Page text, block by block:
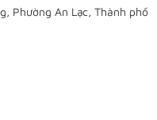
Phường An Lạc, Thành phố